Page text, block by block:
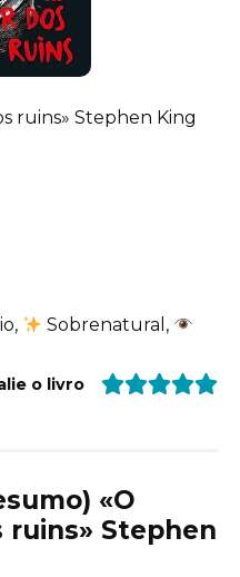
ruins» Stephen King
Sobrenatural,
o livro
«O
ruins» Stephen